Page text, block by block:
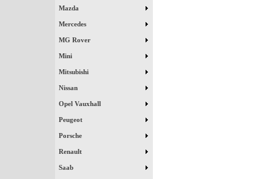
Mazda
Mercedes
MG Rover
Mini
Mitsubishi
Nissan
Opel Vauxhall
Peugeot
Porsche
Renault
Saab